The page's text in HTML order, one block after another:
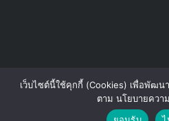
เว็บไซต์นี้ใช้คุกกี้ (Cookies) เพื่อพัฒน
ตาม นโยบายควา